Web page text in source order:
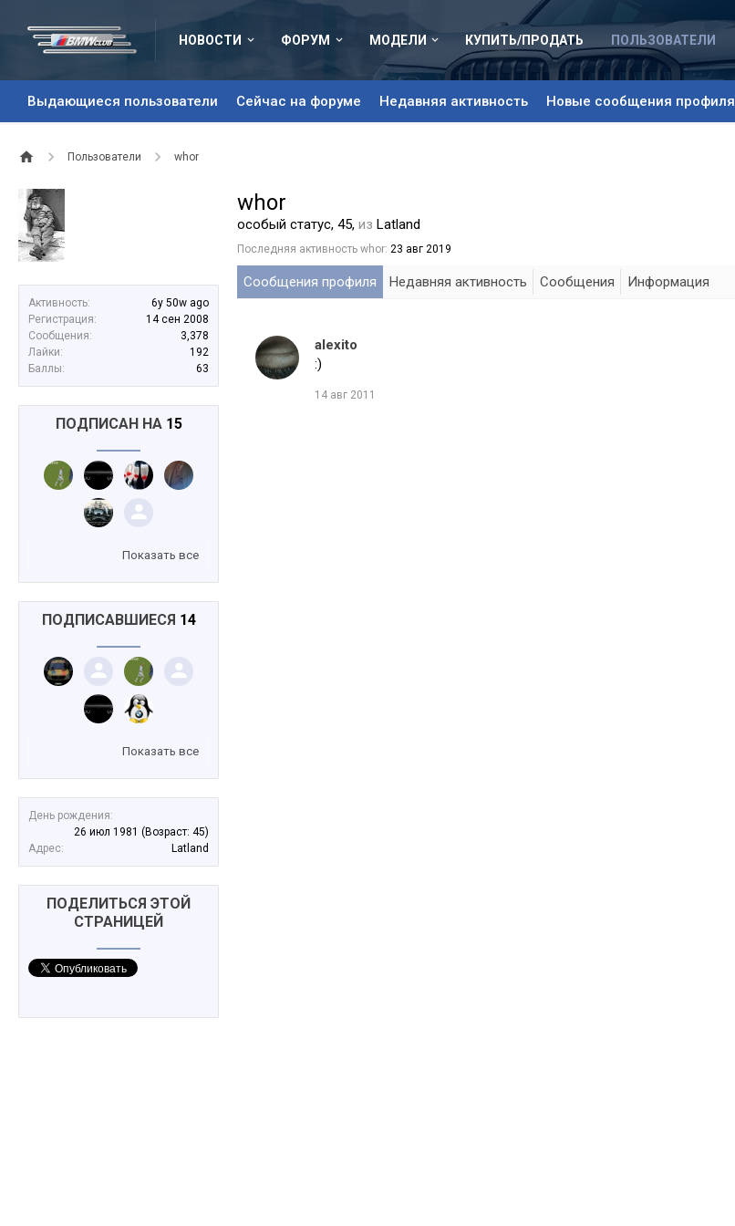
НОВОСТИ ФОРУМ МОДЕЛИ КУПИТЬ/ПРОДАТЬ ПОЛЬЗОВАТЕЛИ
Выдающиеся пользователи Сейчас на форуме Недавняя активность Новые сообщения профиля
Пользователи whor
Активность:
6y 50w ago
Регистрация:
14 сен 2008
Сообщения:
3,378
Лайки:
192
Баллы:
63
ПОДПИСАН НА 15
Показать все
ПОДПИСАВШИЕСЯ 14
Показать все
День рождения:
26 июл 1981 (Возраст: 45)
Адрес:
Latland
ПОДЕЛИТЬСЯ ЭТОЙ
СТРАНИЦЕЙ
whor
особый статус, 45, из Latland
Последняя активность whor: 23 авг 2019
Сообщения профиля Недавняя активность Сообщения Информация
alexito
:)
14 авг 2011